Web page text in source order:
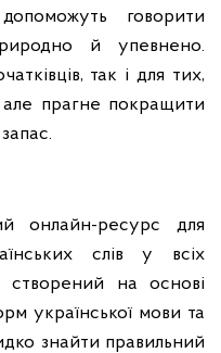
говорити
й упевнено.
так і для тих,
прагне покращити
онлайн-ресурс для
слів у всіх
створений на основі
української мови та
знайти правильний